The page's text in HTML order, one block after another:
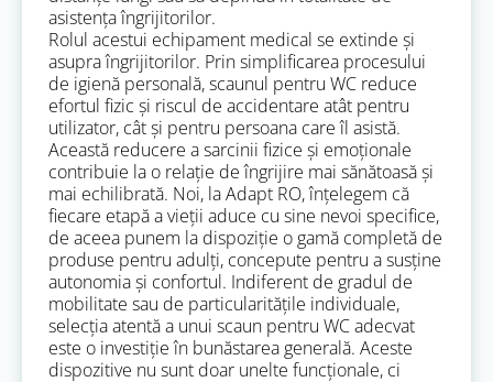
asistența îngrijitorilor.
Rolul acestui echipament medical se extinde și
asupra îngrijitorilor. Prin simplificarea procesului
de igienă personală, scaunul pentru WC reduce
efortul fizic și riscul de accidentare atât pentru
utilizator, cât și pentru persoana care îl asistă.
Această reducere a sarcinii fizice și emoționale
contribuie la o relație de îngrijire mai sănătoasă și
mai echilibrată. Noi, la Adapt RO, înțelegem că
fiecare etapă a vieții aduce cu sine nevoi specifice,
de aceea punem la dispoziție o gamă completă de
produse pentru adulți, concepute pentru a susține
autonomia și confortul. Indiferent de gradul de
mobilitate sau de particularitățile individuale,
selecția atentă a unui scaun pentru WC adecvat
este o investiție în bunăstarea generală. Aceste
dispozitive nu sunt doar unelte funcționale, ci